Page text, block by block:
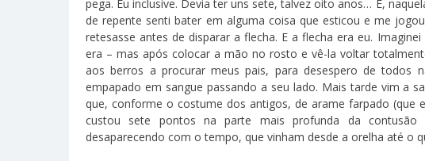
pega. Eu inclusive. Devia ter uns sete, talvez oito anos… E,
de repente senti bater em alguma coisa que esticou e me
retesasse antes de disparar a flecha. E a flecha era eu.
era – mas após colocar a mão no rosto e vê-la voltar
aos berros a procurar meus pais, para desespero de todos
empapado em sangue passando a seu lado. Mais tarde vim a
que, conforme o costume dos antigos, de arame farpado (que
custou sete pontos na parte mais profunda da contusão
desaparecendo com o tempo, que vinham desde a orelha até o